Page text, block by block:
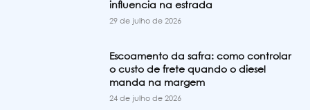
influencia na estrada
29 de julho de 2026
Escoamento da safra: como controlar
o custo de frete quando o diesel
manda na margem
24 de julho de 2026